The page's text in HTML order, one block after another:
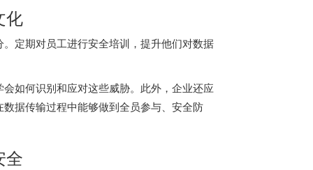
化
定期对员工进行安全培训，提升他们对数据
如何识别和应对这些威胁。此外，企业还应
据传输过程中能够做到全员参与、安全防
全